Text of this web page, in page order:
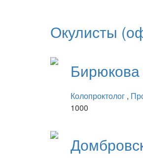
Окулисты
Бирюкова
Колопроктолог ,
1000